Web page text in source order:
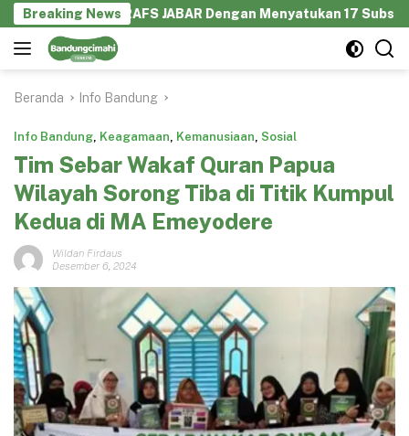
Langsung
ke
konten
Breaking News
GEKRAFS JABAR Dengan Menyatukan 17 Subsektor
Beranda Info Bandung
Info Bandung, Keagamaan, Kemanusiaan, Sosial
Tim Sebar Wakaf Quran Papua
Wilayah Sorong Tiba di Titik Kumpul
Kedua di MA Emeyodere
Wildan Firdaus
Desember 6, 2024